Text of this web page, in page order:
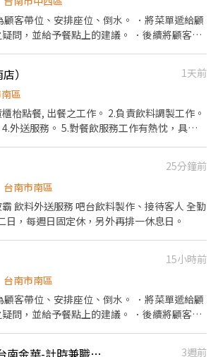
客帶位、安排座位、倒水。 ．將菜單遞給顧
問，並給予餐點上的建議。 ．後續將顧客點
。 餐飲內場： ．擔任廚師的助手，處理烹飪
與其他餐廳相關事務。 ．負責洗、剝、削、
清理工作環境、設備和餐具。 ．準備不同餐點
測量食材的容量與重量。 ．負責擺盤、打包
）
1天前
區
櫃枱點餐, 出餐之工作。 2.負責飲料調製工作。
外送服務。 5.對餐飲服務工作有熱忱，具備
休假制度： 依公司規定 上班地點：
華南路二段231號 灣裡明興店-明興路922號
重型機車（面試需出示） 上班時段可溝通配合
25分鐘前
台南市南區
飲料外送服務 吧台飲料製作、接待客人 全勤
獎金 週休二日，每週日固定休，另外再排一休息日。
15小時前
台南市南區
客帶位、安排座位、倒水。 ．將菜單遞給顧
問，並給予餐點上的建議。 ．後續將顧客點
🐔肯德基晚班PT台南金華-計時兼職人員-★彈性周排班★-"$196-另享外送獎金 3週前